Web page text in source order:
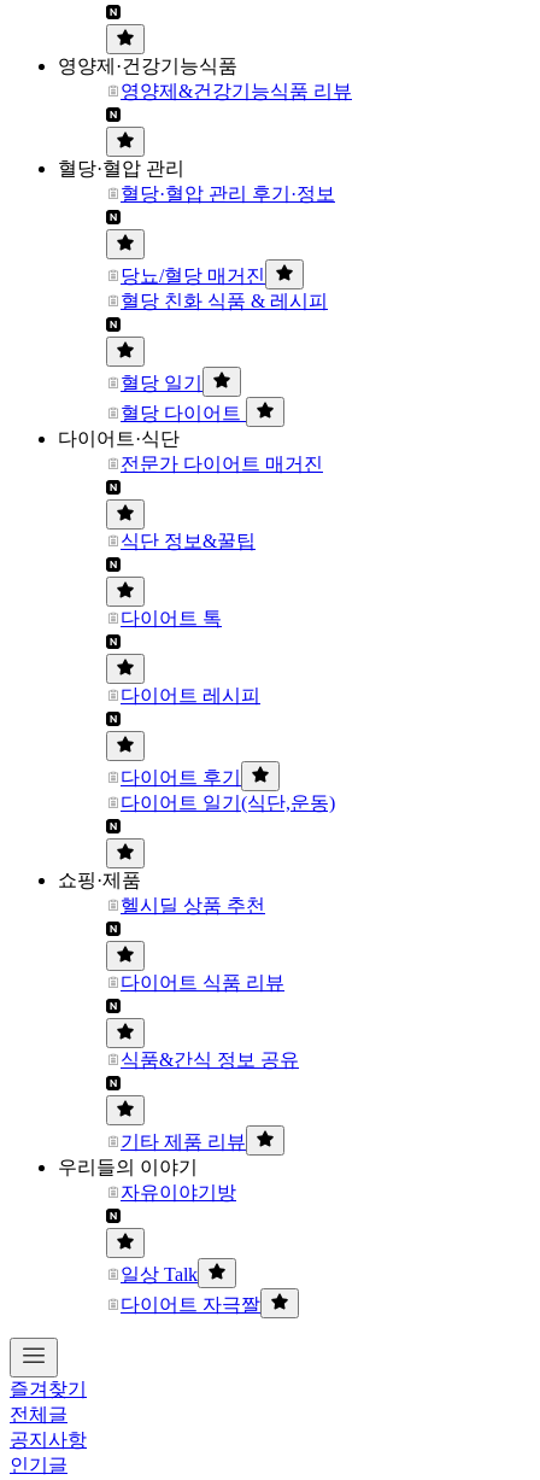
영양제·건강기능식품
영양제&건강기능식품 리뷰
혈당·혈압 관리
혈당·혈압 관리 후기·정보
당뇨/혈당 매거진
혈당 친화 식품 & 레시피
혈당 일기
혈당 다이어트
다이어트·식단
전문가 다이어트 매거진
식단 정보&꿀팁
다이어트 톡
다이어트 레시피
다이어트 후기
다이어트 일기(식단,운동)
쇼핑·제품
헬시딜 상품 추천
다이어트 식품 리뷰
식품&간식 정보 공유
기타 제품 리뷰
우리들의 이야기
자유이야기방
일상 Talk
다이어트 자극짤
즐겨찾기
전체글
공지사항
인기글